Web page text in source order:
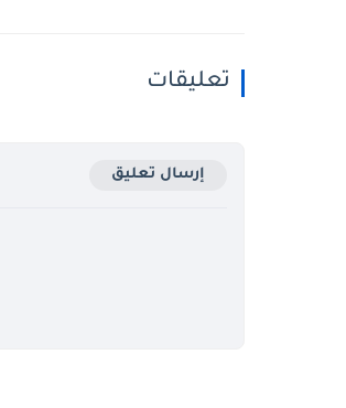
تعليقات
إرسال تعليق